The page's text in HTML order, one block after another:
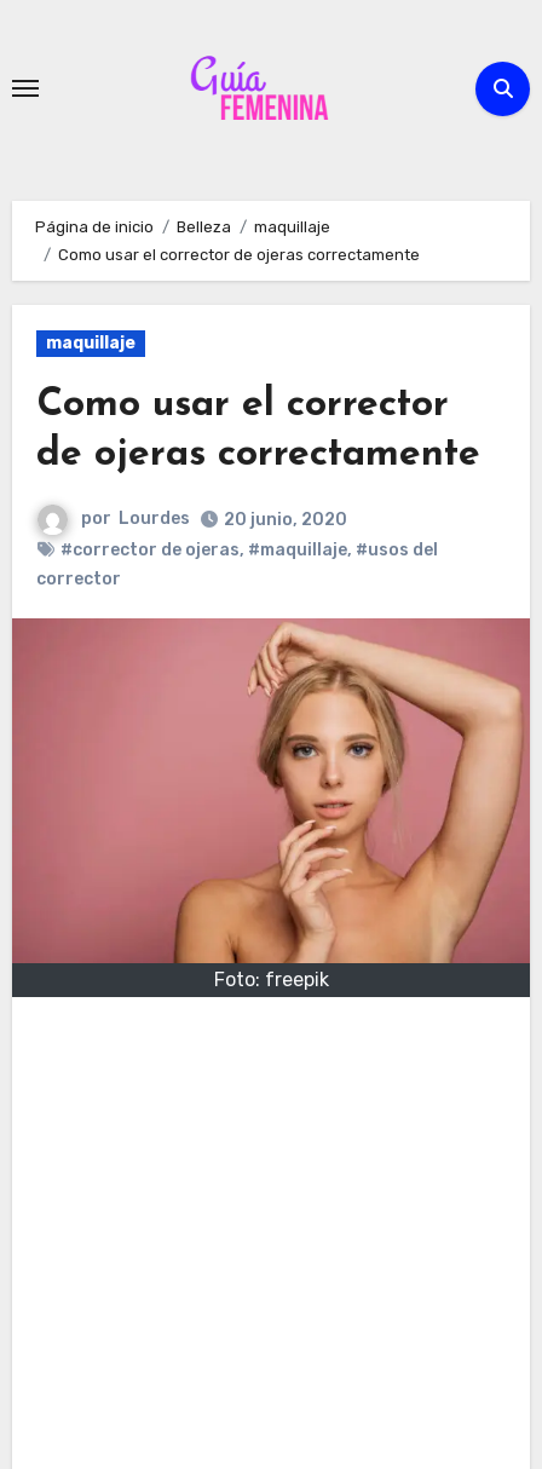
contenido
Página de inicio Belleza
maquillaje
Como usar el corrector de ojeras correctamente
maquillaje
Como usar el corrector
de ojeras correctamente
por Lourdes
20 junio, 2020
#corrector de ojeras, #maquillaje, #usos del
corrector
Foto: freepik